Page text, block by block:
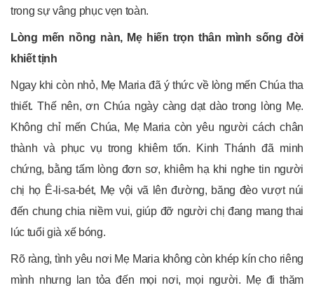
trong sự vâng phục vẹn toàn.
Lòng mến nồng nàn, Mẹ hiến trọn thân mình sống đời
khiết tịnh
Ngay khi còn nhỏ, Mẹ Maria đã ý thức về lòng mến Chúa tha
thiết. Thế nên, ơn Chúa ngày càng dạt dào trong lòng Mẹ.
Không chỉ mến Chúa, Mẹ Maria còn yêu người cách chân
thành và phục vụ trong khiêm tốn. Kinh Thánh đã minh
chứng, bằng tấm lòng đơn sơ, khiêm hạ khi nghe tin người
chị họ Ê-li-sa-bét, Mẹ vội vã lên đường, băng đèo vượt núi
đến chung chia niềm vui, giúp đỡ người chị đang mang thai
lúc tuổi già xế bóng.
Rõ ràng, tình yêu nơi Mẹ Maria không còn khép kín cho riêng
mình nhưng lan tỏa đến mọi nơi, mọi người. Mẹ đi thăm